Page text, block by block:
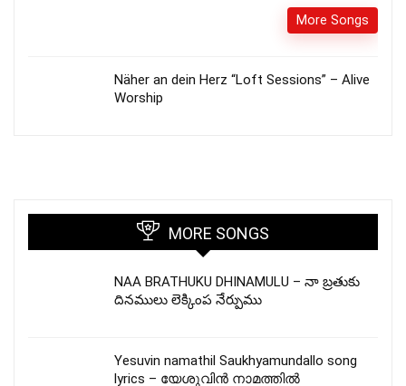
More Songs
Näher an dein Herz “Loft Sessions” – Alive
Worship
MORE SONGS
NAA BRATHUKU DHINAMULU – నా బ్రతుకు
దినములు లెక్కింప నేర్పుము
Yesuvin namathil Saukhyamundallo song
lyrics – യേശുവിൻ നാമത്തിൽ